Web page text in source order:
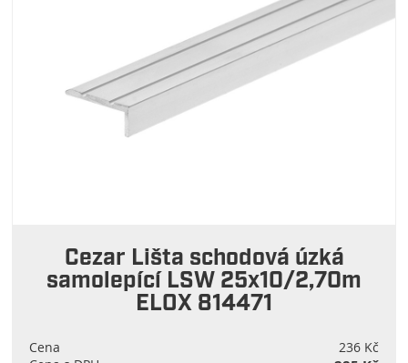
Cezar Lišta schodová úzká
samolepící LSW 25x10/2,70m
ELOX 814471
Cena
236 Kč